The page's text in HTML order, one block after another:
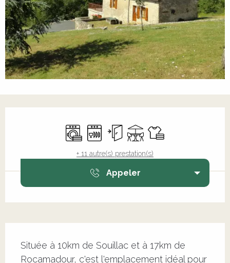
Lave lingeLave vaisselle
Entrée indépendante
TerrasseDraps et linge
+ 11 autre(s) prestation(s)
Appeler
Située à 10km de Souillac et à 17km de
Rocamadour, c'est l'emplacement idéal pour